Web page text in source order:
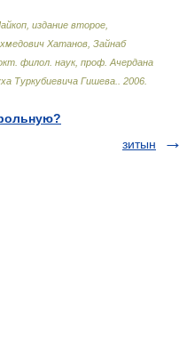
издание второе,
Хатанов, Зайнаб
филол. наук, проф. Ачердана
Туркубиевича Гишева.
2006
зитын